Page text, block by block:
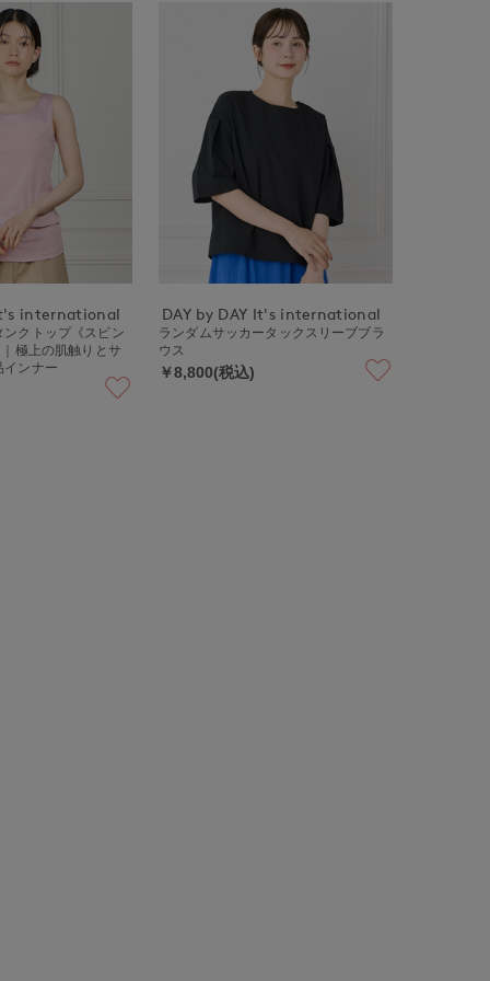
international
クトップ《スビン
極上の肌触りとサ
インナー
DAY by DAY It's international
ランダムサッカータックスリーブブラ
ウス
￥8,800(税込)